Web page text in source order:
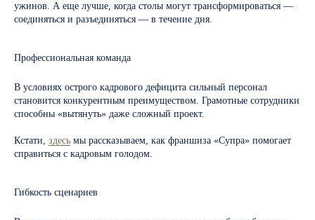
ужинов. А еще лучше, когда столы могут трансформироваться —
соединяться и разъединяться — в течение дня.
Профессиональная команда
В условиях острого кадрового дефицита сильный персонал
становится конкурентным преимуществом. Грамотные сотрудники
способны «вытянуть» даже сложный проект.
Кстати, здесь мы рассказываем, как франшиза «Супра» помогает
справиться с кадровым голодом.
Гибкость сценариев
Узнайте все о франшизе
Получите подробную презентацию с ключевыми
цифрами и преимуществами. Больше